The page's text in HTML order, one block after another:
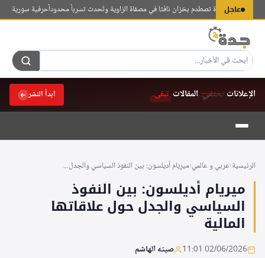
عاجل
طائرة مسيرة تصطدم بخزان نافثا في مصفاة الزاوية وتُحدث تسرباً محدوداًحرفية سورية تنقذ
الإعلانات تختفي.المقالات تبقى. ابدأ النشر
التجاوز
المحتوى
الرئيسية›عربي و عالمي›ميريام أديلسون: بين النفوذ السياسي والجدل...
ميريام أديلسون: بين النفوذ
السياسي والجدل حول علاقاتها
المالية
02/06/2026 11:01 صيته الهاشم